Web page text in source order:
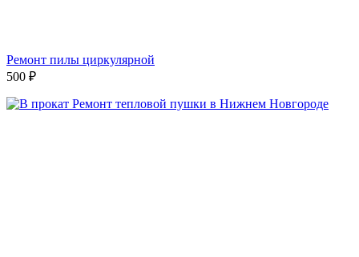
Ремонт пилы циркулярной
500 ₽